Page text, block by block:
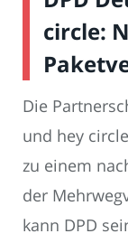
circle:
Die
und hey
zu einem
der
kann DPD